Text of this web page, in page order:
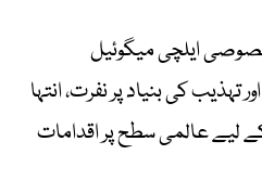
ایلچی میگوئیل
کی بنیاد پر نفرت، انتہا
لیے عالمی سطح پر اقدامات